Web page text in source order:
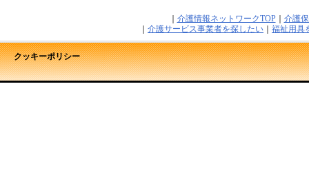
介護情報ネットワークTOP｜ 介護
介護サービス事業者を探したい 福祉用具
クッキーポリシー